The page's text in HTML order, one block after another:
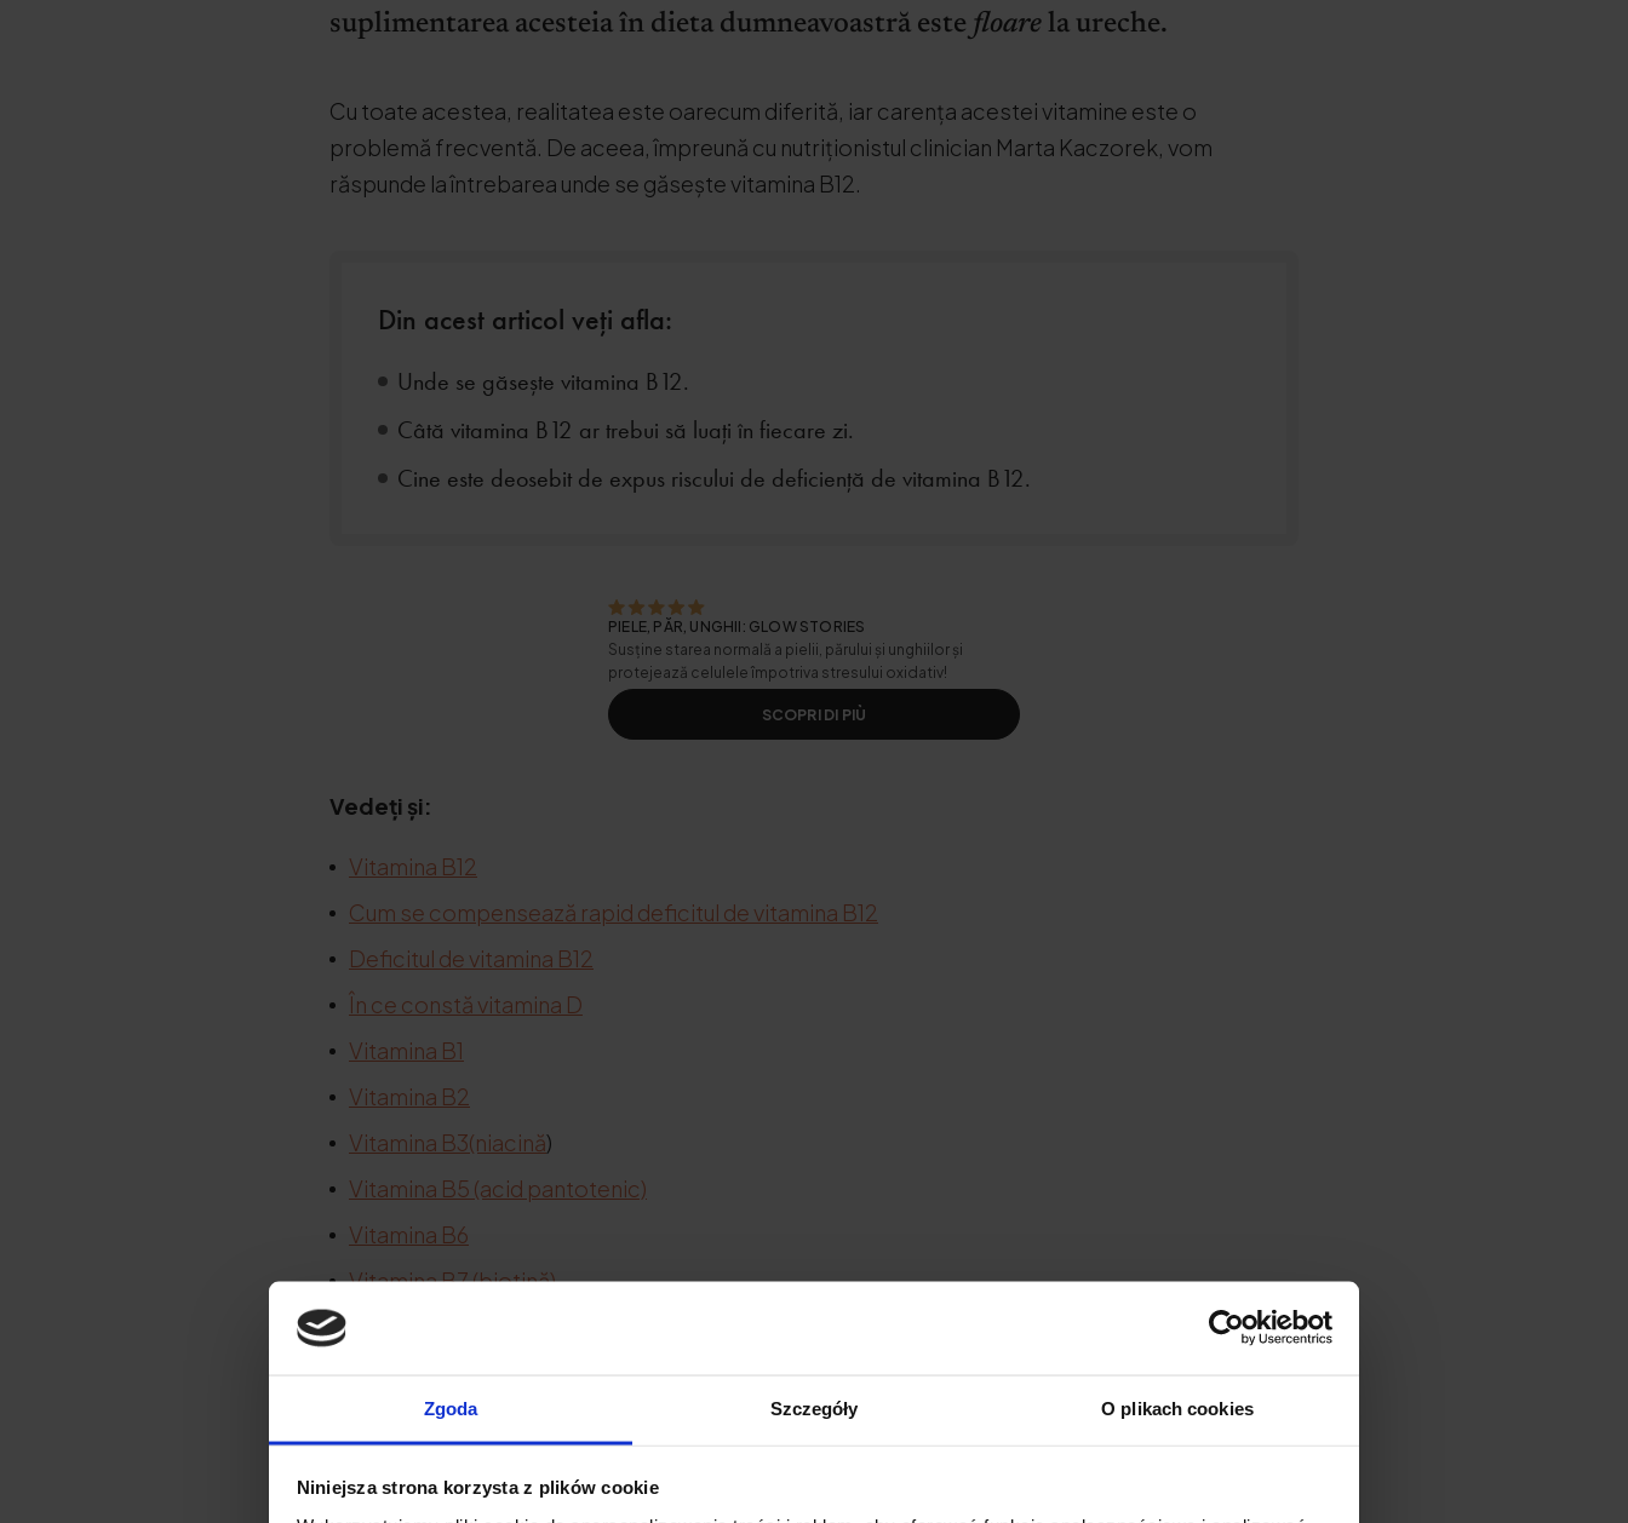
Zgoda Szczegóły O plikach cookies
Niniejsza strona korzysta z plików cookie
suplimentarea acesteia în dieta dumneavoastră este floare la ureche.
Cu toate acestea, realitatea este oarecum diferită, iar carența acestei vitamine este o
problemă frecventă. De aceea, împreună cu nutriționistul clinician Marta Kaczorek, vom
răspunde la întrebarea unde se găsește vitamina B12.
Din acest articol veți afla:
Unde se găsește vitamina B12.
Câtă vitamina B12 ar trebui să luați în fiecare zi.
Cine este deosebit de expus riscului de deficiență de vitamina B12.
PIELE, PĂR, UNGHII: GLOW STORIES
Susține starea normală a pielii, părului și unghiilor și
protejează celulele împotriva stresului oxidativ!
SCOPRI DI PIÙ
Vedeți și:
Vitamina B12
Cum se compensează rapid deficitul de vitamina B12
Deficitul de vitamina B12
În ce constă vitamina D
Vitamina B1
Vitamina B2
Vitamina B3(niacină)
Vitamina B5 (acid pantotenic)
Vitamina B6
Vitamina B7 (biotină)
Vitamina C